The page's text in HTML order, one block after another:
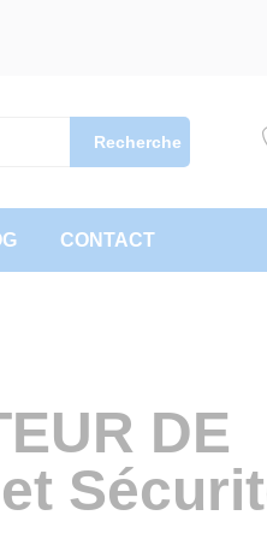
Recherche
CONTACT
DE